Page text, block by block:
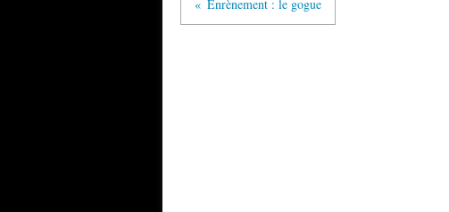
Enrènement : le gogue